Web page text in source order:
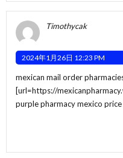
Timothycak
2024年1月26日 12:23 PM
mexican mail order
[url=https://
purple pharmacy mexico